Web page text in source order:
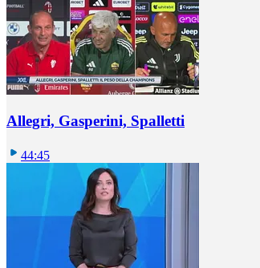
Allegri, Gasperini, Spalletti
44:45